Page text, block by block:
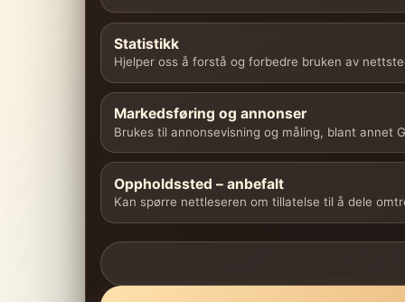
Statistikk
Hjelper oss å forstå og forbedre bruken av
Markedsføring og annonser
Brukes til annonsevisning og måling, blant annet
Oppholdssted – anbefalt
Kan spørre nettleseren om tillatelse til å dele